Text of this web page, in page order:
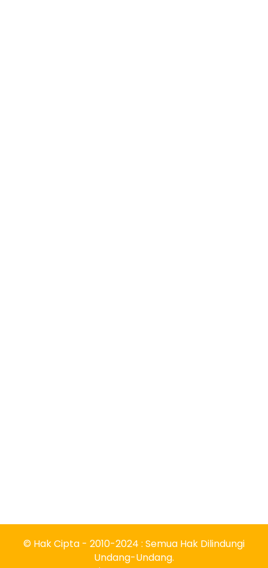
© Hak Cipta - 2010-2024 : Semua Hak Dilindungi
Undang-Undang.